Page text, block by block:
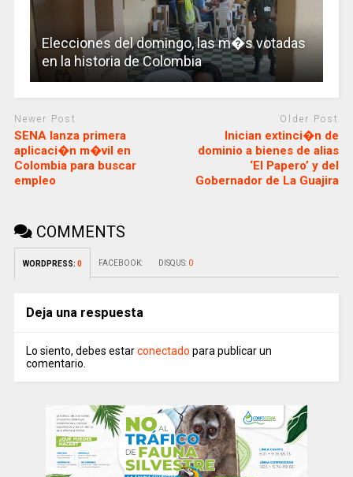
Elecciones del domingo, las m�s votadas
en la historia de Colombia
Newer Post
SENA lanza primera
aplicaci�n m�vil en
Colombia para buscar
empleo
Older Post
Inician extinci�n de
dominio a bienes de alias
‘El Papero’ y del
Gobernador de La Guajira
COMMENTS
WORDPRESS: 0 FACEBOOK: DISQUS: 0
Deja una respuesta
Lo siento, debes estarconectado para publicar un
comentario.